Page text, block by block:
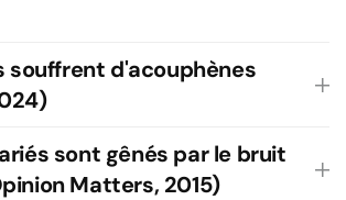
souffrent d'acouphènes
sont gênés par le bruit
Matters, 2015)